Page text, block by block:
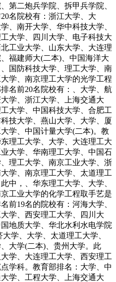
第二炮兵学院、拆甲兵学院、
名院校有：浙江大学、大
、南开大学、华中科技大学、
大学、四川大学、电子科技大
工业大学、山东大学、大连理
福建师大(二本)、中国海洋大
国防科技大学、理工大学、南
学、南京理工大学的光学工程
名前20名院校有：、大学、航
学、浙江大学、上海交通大
大学、中国科技大学、合肥工
技大学、燕山大学、大学、厦
学、中国计量大学(二本)。教
理工大学、大学、大连理工大
大学、华南理工大学、中国石
理工大学、南京工业大学、浙
学、南京理工大学、太道理工
中，、华东理工大学、大学、
工业大学的化学工程取手艺是
前19名的院校有：河海大学、
学、西安理工大学、四川大
地质大学、华北水利水电学院
学、大学、太道理工大学、
大学(二本)、贵州大学。此
学、大连理工大学、西安理工
学科。教育部排名：大学、中
学、工程大学、上海交通大